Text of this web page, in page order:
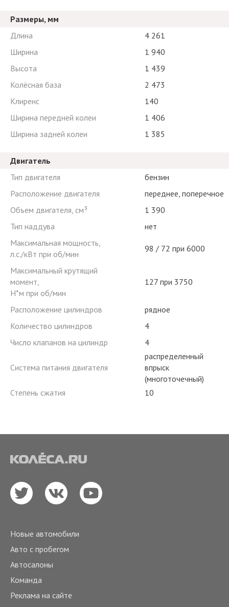
Размеры, мм
Длина
4 261
Ширина
1 940
Высота
1 439
Колёсная база
2 473
Клиренс
140
Ширина передней колеи
1 406
Ширина задней колеи
1 385
Двигатель
Тип двигателя
бензин
Расположение двигателя
переднее, поперечное
Объем двигателя, см³
1 390
Тип наддува
нет
Максимальная мощность,
л.с./кВт при об/мин
98 / 72 при 6000
Максимальный крутящий
момент,
Н*м при об/мин
127 при 3750
Расположение цилиндров
рядное
Количество цилиндров
4
Число клапанов на цилиндр
4
Система питания двигателя
распределенный
впрыск
(многоточечный)
Степень сжатия
10
Новые автомобили
Авто с пробегом
Автосалоны
Команда
Реклама на сайте